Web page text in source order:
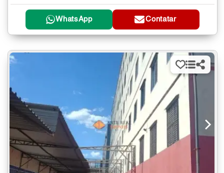
WhatsApp Contatar